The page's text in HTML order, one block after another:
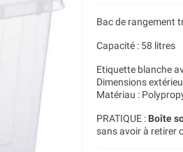
Bac de rangement
Capacité : 58 litres
Etiquette blanche
Dimensions
Matériau :
PRATIQUE : Boîte
sans avoir à retirer